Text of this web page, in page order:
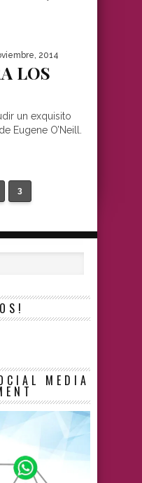
2014
LOS
un exquisito
Eugene O’Neill.
3
MEDIA